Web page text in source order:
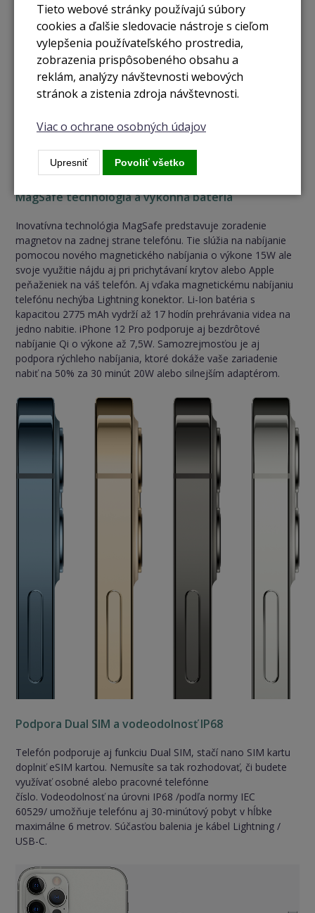
MagSafe technológia a výkonná batéria
Inovatívna technológia MagSafe predstavuje zoradenie
magnetov na zadnej strane telefónu. Tie slúžia na nabíjanie
pomocou nového magnetického nabíjania o výkone 15W ale
svoje využitie nájdu aj pri prichytávaní krytov alebo Apple
peňaženiek na váš telefón. Aj vďaka magnetickému nabíjaniu
telefónu nechýba Lightning konektor. Li-Ion batéria s
kapacitou 2775 mAh vydrží až 17 hodín prehrávania videa na
jedno nabitie. iPhone 12 Pro podporuje aj bezdrôtové
nabíjanie Qi o výkone až 7,5W. Samozrejmosťou je aj
podpora rýchleho nabíjania, ktoré dokáže vaše zariadenie
nabiť na 50% za 30 minút 20W alebo silnejším adaptérom.
Podpora Dual SIM a vodeodolnosť IP68
Telefón podporuje aj funkciu Dual SIM, stačí nano SIM kartu
doplniť eSIM kartou. Nemusíte sa tak rozhodovať, či budete
využívať osobné alebo pracovné telefónne
číslo. Vodeodolnosť na úrovni IP68 /podľa normy IEC
60529/ umožňuje telefónu aj 30-minútový pobyt v hĺbke
maximálne 6 metrov. Súčasťou balenia je kábel Lightning /
USB-C.
Tieto webové stránky používajú súbory
cookies a ďalšie sledovacie nástroje s cieľom
vylepšenia používateľského prostredia,
zobrazenia prispôsobeného obsahu a
reklám, analýzy návštevnosti webových
stránok a zistenia zdroja návštevnosti.
Viac o ochrane osobných údajov
Upresniť Povoliť všetko